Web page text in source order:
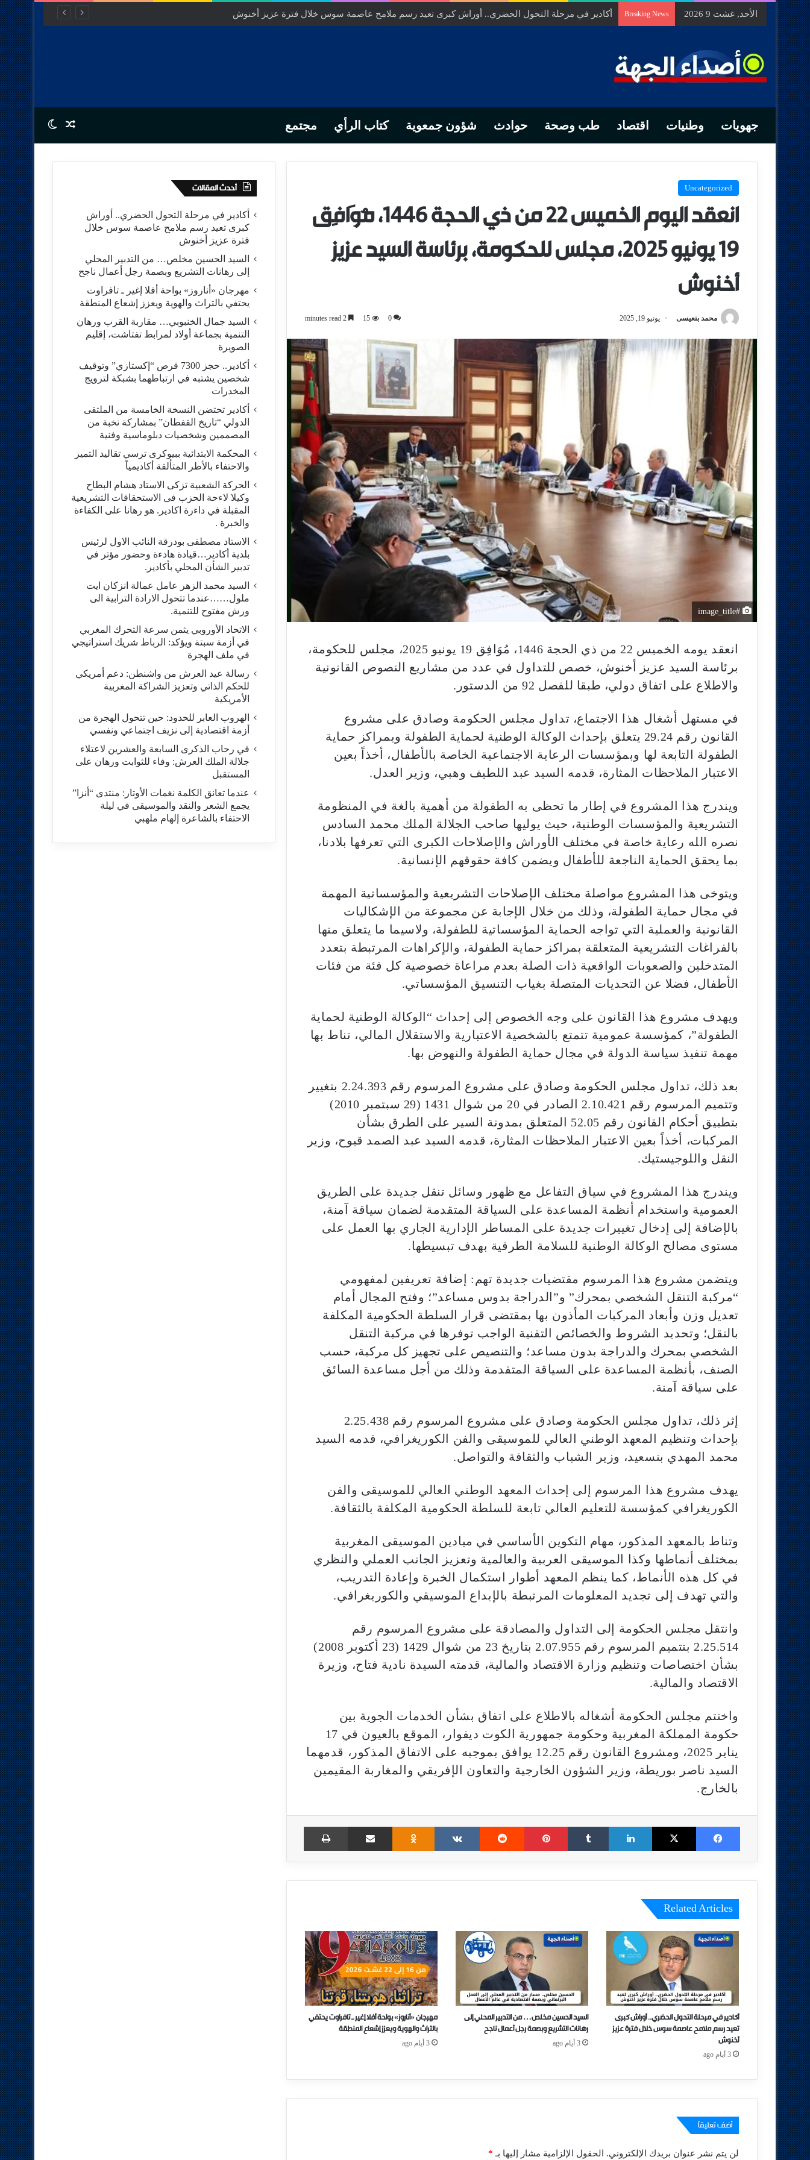
الأحد, غشت 9 2026 Breaking News السيد الحسين مخلص… من التدبير المحلي إلى رهانات التشريع وبصمة رجل أعمال ناجح
جهويات وطنيات اقتصاد طب وصحة حوادث شؤون جمعوية كتاب الرأي مجتمع Random Article
Switch skin
Uncategorized
انعقد اليوم الخميس 22 من ذي الحجة 1446، مُوَافِق
19 يونيو 2025، مجلس للحكومة، برئاسة السيد عزيز
أخنوش
محمد بنعيسى يونيو 19, 2025 0
15
#image_title
انعقد يومه الخميس 22 من ذي الحجة 1446، مُوَافِق 19 يونيو 2025، مجلس للحكومة،
برئاسة السيد عزيز أخنوش، خصص للتداول في عدد من مشاريع النصوص القانونية
والاطلاع على اتفاق دولي، طبقا للفصل 92 من الدستور.
في مستهل أشغال هذا الاجتماع، تداول مجلس الحكومة وصادق على مشروع
القانون رقم 29.24 يتعلق بإحداث الوكالة الوطنية لحماية الطفولة وبمراكز حماية
الطفولة التابعة لها وبمؤسسات الرعاية الاجتماعية الخاصة بالأطفال، أخذاً بعين
الاعتبار الملاحظات المثارة، قدمه السيد عبد اللطيف وهبي، وزير العدل.
ويندرج هذا المشروع في إطار ما تحظى به الطفولة من أهمية بالغة في المنظومة
التشريعية والمؤسسات الوطنية، حيث يوليها صاحب الجلالة الملك محمد السادس
نصره الله رعاية خاصة في مختلف الأوراش والإصلاحات الكبرى التي تعرفها بلادنا،
بما يحقق الحماية الناجعة للأطفال ويضمن كافة حقوقهم الإنسانية.
ويتوخى هذا المشروع مواصلة مختلف الإصلاحات التشريعية والمؤسساتية المهمة
في مجال حماية الطفولة، وذلك من خلال الإجابة عن مجموعة من الإشكاليات
القانونية والعملية التي تواجه الحماية المؤسساتية للطفولة، ولاسيما ما يتعلق منها
بالفراغات التشريعية المتعلقة بمراكز حماية الطفولة، والإكراهات المرتبطة بتعدد
المتدخلين والصعوبات الواقعية ذات الصلة بعدم مراعاة خصوصية كل فئة من فئات
الأطفال، فضلا عن التحديات المتصلة بغياب التنسيق المؤسساتي.
ويهدف مشروع هذا القانون على وجه الخصوص إلى إحداث “الوكالة الوطنية لحماية
الطفولة”، كمؤسسة عمومية تتمتع بالشخصية الاعتبارية والاستقلال المالي، تناط بها
مهمة تنفيذ سياسة الدولة في مجال حماية الطفولة والنهوض بها.
بعد ذلك، تداول مجلس الحكومة وصادق على مشروع المرسوم رقم 2.24.393 بتغيير
وتتميم المرسوم رقم 2.10.421 الصادر في 20 من شوال 1431 (29 سبتمبر 2010)
بتطبيق أحكام القانون رقم 52.05 المتعلق بمدونة السير على الطرق بشأن
المركبات، أخذاً بعين الاعتبار الملاحظات المثارة، قدمه السيد عبد الصمد قيوح، وزير
النقل واللوجيستيك.
ويندرج هذا المشروع في سياق التفاعل مع ظهور وسائل تنقل جديدة على الطريق
العمومية واستخدام أنظمة المساعدة على السياقة المتقدمة لضمان سياقة آمنة،
بالإضافة إلى إدخال تغييرات جديدة على المساطر الإدارية الجاري بها العمل على
مستوى مصالح الوكالة الوطنية للسلامة الطرقية بهدف تبسيطها.
ويتضمن مشروع هذا المرسوم مقتضيات جديدة تهم: إضافة تعريفين لمفهومي
“مركبة التنقل الشخصي بمحرك” و”الدراجة بدوس مساعد”؛ وفتح المجال أمام
تعديل وزن وأبعاد المركبات المأذون بها بمقتضى قرار السلطة الحكومية المكلفة
بالنقل؛ وتحديد الشروط والخصائص التقنية الواجب توفرها في مركبة التنقل
الشخصي بمحرك والدراجة بدون مساعد؛ والتنصيص على تجهيز كل مركبة، حسب
الصنف، بأنظمة المساعدة على السياقة المتقدمة وذلك من أجل مساعدة السائق
على سياقة آمنة.
إثر ذلك، تداول مجلس الحكومة وصادق على مشروع المرسوم رقم 2.25.438
بإحداث وتنظيم المعهد الوطني العالي للموسيقى والفن الكوريغرافي، قدمه السيد
محمد المهدي بنسعيد، وزير الشباب والثقافة والتواصل.
يهدف مشروع هذا المرسوم إلى إحداث المعهد الوطني العالي للموسيقى والفن
الكوريغرافي كمؤسسة للتعليم العالي تابعة للسلطة الحكومية المكلفة بالثقافة.
وتناط بالمعهد المذكور، مهام التكوين الأساسي في ميادين الموسيقى المغربية
بمختلف أنماطها وكذا الموسيقى العربية والعالمية وتعزيز الجانب العملي والنظري
في كل هذه الأنماط، كما ينظم المعهد أطوار استكمال الخبرة وإعادة التدريب،
والتي تهدف إلى تجديد المعلومات المرتبطة بالإبداع الموسيقي والكوريغرافي.
وانتقل مجلس الحكومة إلى التداول والمصادقة على مشروع المرسوم رقم
2.25.514 بتتميم المرسوم رقم 2.07.955 بتاريخ 23 من شوال 1429 (23 أكتوبر 2008)
بشأن اختصاصات وتنظيم وزارة الاقتصاد والمالية، قدمته السيدة نادية فتاح، وزيرة
الاقتصاد والمالية.
واختتم مجلس الحكومة أشغاله بالاطلاع على اتفاق بشأن الخدمات الجوية بين
حكومة المملكة المغربية وحكومة جمهورية الكوت ديفوار، الموقع بالعيون في 17
يناير 2025، ومشروع القانون رقم 12.25 يوافق بموجبه على الاتفاق المذكور، قدمهما
السيد ناصر بوريطة، وزير الشؤون الخارجية والتعاون الإفريقي والمغاربة المقيمين
بالخارج.
Facebook
X
LinkedIn
Tumblr
Pinterest
Reddit
VKontakte
Odnoklassniki
Share via Email
Print
Related Articles
أكادير في مرحلة التحول الحضري.. أوراش كبرى
تعيد رسم ملامح عاصمة سوس خلال فترة عزيز
أخنوش
3 أيام ago
السيد الحسين مخلص… من التدبير المحلي إلى
رهانات التشريع وبصمة رجل أعمال ناجح
3 أيام ago
مهرجان «أناروز» بواحة أفلا إغير ـ تافراوت يحتفي
بالتراث والهوية ويعزز إشعاع المنطقة
3 أيام ago
أضف تعليقاً
لن يتم نشر عنوان بريدك الإلكتروني. الحقول الإلزامية مشار إليها بـ *
أحدث المقالات
أكادير في مرحلة التحول الحضري.. أوراش
كبرى تعيد رسم ملامح عاصمة سوس خلال
فترة عزيز أخنوش
السيد الحسين مخلص… من التدبير المحلي
إلى رهانات التشريع وبصمة رجل أعمال ناجح
مهرجان «أناروز» بواحة أفلا إغير ـ تافراوت
يحتفي بالتراث والهوية ويعزز إشعاع المنطقة
السيد جمال الخنبوبي… مقاربة القرب ورهان
التنمية بجماعة أولاد لمرابط تفتاشت، إقليم
الصويرة
أكادير.. حجز 7300 قرص “إكستازي” وتوقيف
شخصين يشتبه في ارتباطهما بشبكة لترويج
المخدرات
أكادير تحتضن النسخة الخامسة من الملتقى
الدولي “تاريخ القفطان” بمشاركة نخبة من
المصممين وشخصيات دبلوماسية وفنية
المحكمة الابتدائية ببيوكرى ترسي تقاليد التميز
والاحتفاء بالأطر المتألقة أكاديمياً
الحركة الشعبية تزكى الاستاد هشام البطاح
وكيلا لاءحة الحزب فى الاستحقاقات التشريعية
المقبلة في داءرة اكادير. هو رهانا على الكفاءة
والخبرة .
الاستاد مصطفى بودرقة النائب الاول لرئيس
بلدية أكادير…قيادة هادءة وحضور مؤتر في
تدبير الشأن المحلي بأكادير.
السيد محمد الزهر عامل عمالة انزكان ايت
ملول……عندما تتحول الارادة الترابية الى
ورش مفتوح للتنمية.
الاتحاد الأوروبي يثمن سرعة التحرك المغربي
في أزمة سبتة ويؤكد: الرباط شريك استراتيجي
في ملف الهجرة
رسالة عيد العرش من واشنطن: دعم أمريكي
للحكم الذاتي وتعزيز الشراكة المغربية
الأمريكية
​الهروب العابر للحدود: حين تتحول الهجرة من
أزمة اقتصادية إلى نزيف اجتماعي ونفسي
في رحاب الذكرى السابعة والعشرين لاعتلاء
جلالة الملك العرش: وفاء للثوابت ورهان على
المستقبل
​عندما تعانق الكلمة نغمات الأوتار: منتدى “أنزا”
يجمع الشعر والنقد والموسيقى في ليلة
الاحتفاء بالشاعرة إلهام ملهبي